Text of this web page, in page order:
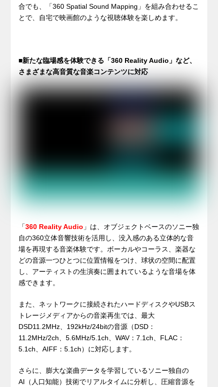
合でも、「360 Spatial Sound Mapping」を組み合わせるこ
とで、自宅で映画館のような視聴体験を楽しめます。
■新たな臨場感を体験できる「360 Reality Audio」など、
さまざまな高音質な音楽コンテンツに対応
「360 Reality Audio 」は、オブジェクトベースのソニー独
自の360立体音響技術を活用し、没入感のある立体的な音
場を再現する音楽体験です。ボーカルやコーラス、楽器な
どの音源一つひとつに位置情報をつけ、球状の空間に配置
し、アーティストの生演奏に囲まれているような音場を体
感できます。
また、ネットワークに接続されたハードディスクやUSBス
トレージメディアからの音楽再生では、最大
DSD11.2MHz、192kHz/24bitの音源（DSD：
11.2MHz/2ch、5.6MHz/5.1ch、WAV：7.1ch、FLAC：
5.1ch、AIFF：5.1ch）に対応します。
さらに、膨大な楽曲データを学習しているソニー独自の
AI（人口知能）技術でリアルタイムに分析し、圧縮音源を